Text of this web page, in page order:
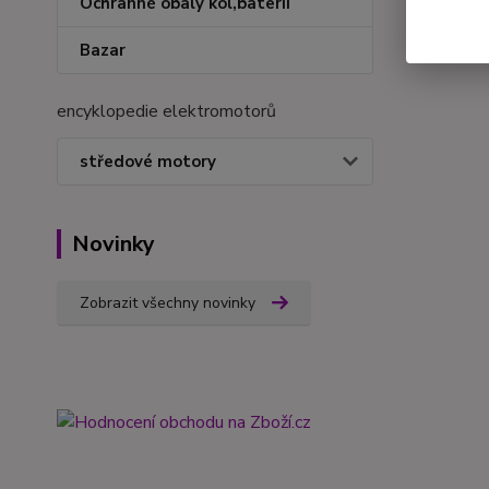
Bazar
encyklopedie elektromotorů
středové motory
Novinky
Zobrazit všechny novinky